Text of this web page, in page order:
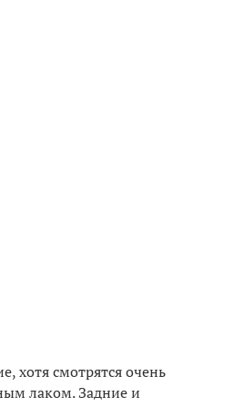
хотя смотрятся очень
лаком. Задние и